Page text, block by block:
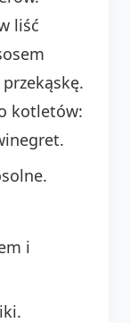
liść
kotletów:
i